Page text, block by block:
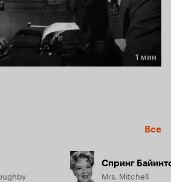
1 мин
Все
Спринг
Mrs. Mitchell